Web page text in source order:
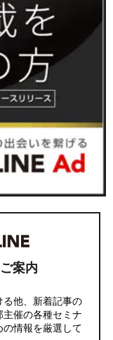
案内
る他、新着記事の
催の各種セミナ
情報を厳選して